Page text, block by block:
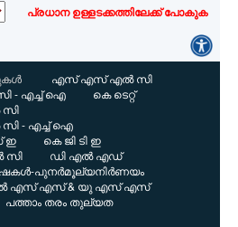
പ്രധാന ഉള്ളടക്കത്തിലേക്ക് പോകുക
എസ്‌ എസ്‌ എൽ സി
- എച്ച് ഐ
കെ ടെറ്റ്
സി - എച്ച് ഐ
ഇ
കെ ജി ടി ഇ
സി
ഡി എൽ എഡ്
പുനർമൂല്യനിർണയം
എസ്‌ എസ്‌ & യു എസ്‌ എസ്‌
പത്താം തരം തുല്യത